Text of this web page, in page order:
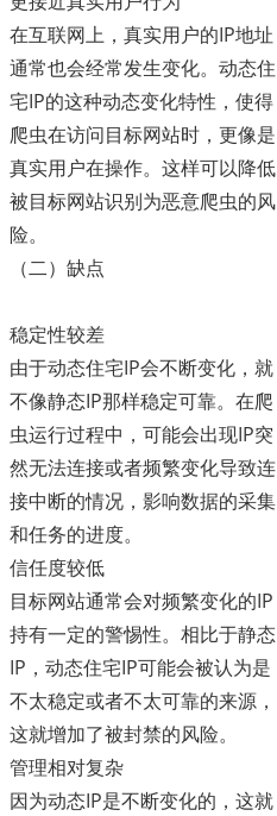
在互联网上，真实用户的IP地址
通常也会经常发生变化。动态住
宅IP的这种动态变化特性，使得
爬虫在访问目标网站时，更像是
真实用户在操作。这样可以降低
被目标网站识别为恶意爬虫的风
险。
（二）缺点
稳定性较差
由于动态住宅IP会不断变化，就
不像静态IP那样稳定可靠。在爬
虫运行过程中，可能会出现IP突
然无法连接或者频繁变化导致连
接中断的情况，影响数据的采集
和任务的进度。
信任度较低
目标网站通常会对频繁变化的IP
持有一定的警惕性。相比于静态
IP，动态住宅IP可能会被认为是
不太稳定或者不太可靠的来源，
这就增加了被封禁的风险。
管理相对复杂
因为动态IP是不断变化的，这就